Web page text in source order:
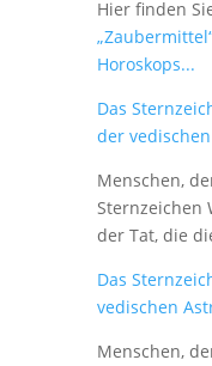
Hier finden
Horoskops...
Das
der
Menschen,
Sternzeichen
der Tat, die
Das
vedischen
Menschen,